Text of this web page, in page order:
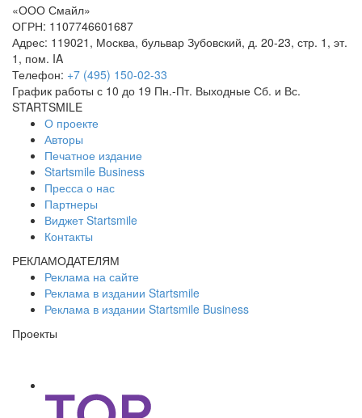
«ООО Смайл»
ОГРН: 1107746601687
Адрес: 119021, Москва, бульвар Зубовский, д. 20-23, стр. 1, эт.
1, пом. IA
Телефон: +7 (495) 150-02-33
График работы с 10 до 19 Пн.-Пт. Выходные Сб. и Вс.
STARTSMILE
О проекте
Авторы
Печатное издание
Startsmile Business
Пресса о нас
Партнеры
Виджет Startsmile
Контакты
РЕКЛАМОДАТЕЛЯМ
Реклама на сайте
Реклама в издании Startsmile
Реклама в издании Startsmile Business
Проекты